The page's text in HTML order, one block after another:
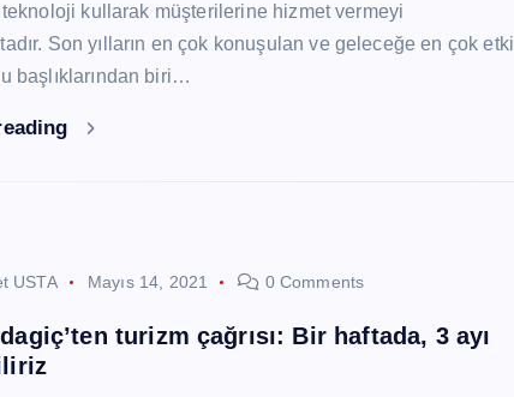
kullarak müşterilerine hizmet vermeyi
Son yılların en çok konuşulan ve geleceğe en çok etki
başlıklarından biri…
USTA Mayıs 14, 2021 0 Comments
turizm çağrısı: Bir haftada, 3 ayı